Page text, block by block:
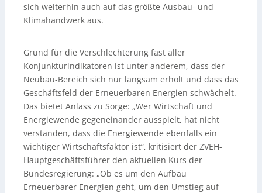
sich weiterhin auch auf das größte Ausbau- und
Klimahandwerk aus.
Grund für die Verschlechterung fast aller
Konjunkturindikatoren ist unter anderem, dass der
Neubau-Bereich sich nur langsam erholt und dass das
Geschäftsfeld der Erneuerbaren Energien schwächelt.
Das bietet Anlass zu Sorge: „Wer Wirtschaft und
Energiewende gegeneinander ausspielt, hat nicht
verstanden, dass die Energiewende ebenfalls ein
wichtiger Wirtschaftsfaktor ist“, kritisiert der ZVEH-
Hauptgeschäftsführer den aktuellen Kurs der
Bundesregierung: „Ob es um den Aufbau
Erneuerbarer Energien geht, um den Umstieg auf